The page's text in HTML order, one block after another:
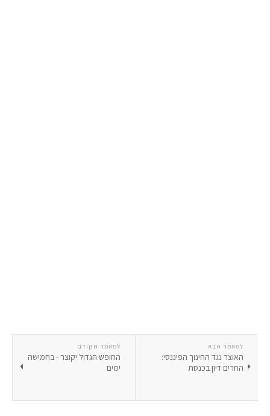
למאמר הקודם
החופש הגדול יקוצר - בחמישה
ימים
למאמר הבא
האוצר נגד החינוך הפיננסי:
החרים דיון בכנסת